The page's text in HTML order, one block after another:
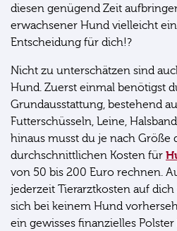
diesen genügend Zeit
erwachsener Hund vielleicht
Entscheidung für dich!?
Nicht zu unterschätzen sind
Hund. Zuerst einmal benötigst
Grundausstattung, bestehend
Futterschüsseln, Leine,
hinaus musst du je nach Größe
durchschnittlichen Kosten für
von 50 bis 200 Euro rechnen.
jederzeit Tierarztkosten auf
sich bei keinem Hund
ein gewisses finanzielles